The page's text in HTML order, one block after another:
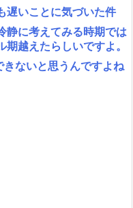
遅いことに気づいた件
静に考えてみる時期では
越えたらしいですよ。
ないと思うんですよね